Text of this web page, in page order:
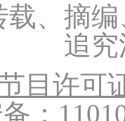
载、摘
追
目许可
：